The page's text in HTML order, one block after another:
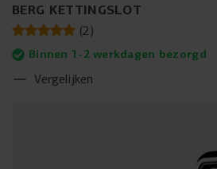
BERG KETTINGSLOT
(2)
Binnen 1-2 werkdagen bezorgd
Vergelijken